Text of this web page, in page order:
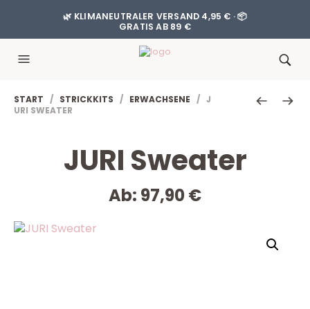
🌿 KLIMANEUTRALER VERSAND 4,95 € · 📦
GRATIS AB 89 €
START / STRICKKITS / ERWACHSENE / J
URI SWEATER
JURI Sweater
Ab: 97,90€